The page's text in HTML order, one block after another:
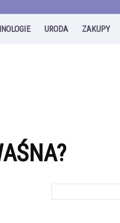
URODA ZAKUPY